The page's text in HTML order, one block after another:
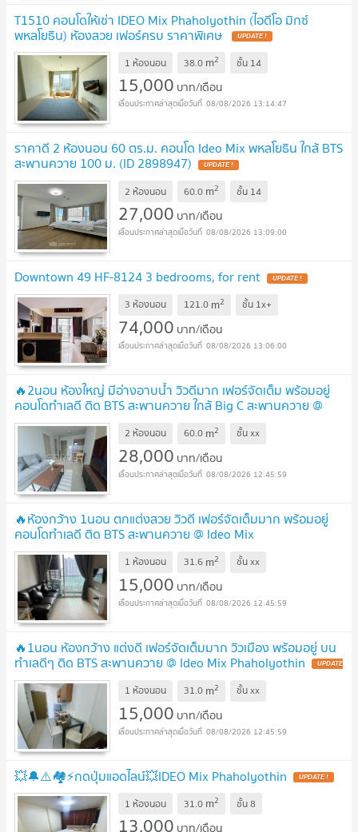
T1510 คอนโดให้เช่า IDEO Mix Phaholyothin (ไอดีโอ มิกซ์
พหลโยธิน) ห้องสวย เฟอร์ครบ ราคาพิเศษ UPDATE !
1 ห้องนอน 38.0 m2 ชั้น 14
15,000 บาท/เดือน
08/08/2026 13:14:47
ราคาดี 2 ห้องนอน 60 ตร.ม. คอนโด Ideo Mix พหลโยธิน ใกล้ BTS
สะพานควาย 100 ม. (ID 2898947) UPDATE !
2 ห้องนอน 60.0 m2 ชั้น 14
27,000 บาท/เดือน
08/08/2026 13:09:00
Downtown 49 HF-8124 3 bedrooms, for rent UPDATE !
3 ห้องนอน 121.0 m2 ชั้น 1x+
74,000 บาท/เดือน
08/08/2026 13:06:00
🔥2นอน ห้องใหญ่ มีอ่างอาบน้ำ วิวดีมาก เฟอร์จัดเต็ม พร้อมอยู่
คอนโดทำเลดี ติด BTS สะพานควาย ใกล้ Big C สะพานควาย @
Ideo Mix Phaholyothin
2 ห้องนอน 60.0 m2 ชั้นxx
28,000 บาท/เดือน
08/08/2026 12:45:59
🔥ห้องกว้าง 1นอน ตกแต่งสวย วิวดี เฟอร์จัดเต็มมาก พร้อมอยู่
คอนโดทำเลดี ติด BTS สะพานควาย @ Ideo Mix
Phaholyothin UPDATE !
1 ห้องนอน 31.6 m2 ชั้นxx
15,000 บาท/เดือน
08/08/2026 12:45:59
🔥1นอน ห้องกว้าง แต่งดี เฟอร์จัดเต็มมาก วิวเมือง พร้อมอยู่ บน
ทำเลดีๆ ติด BTS สะพานควาย @ Ideo Mix Phaholyothin UPDATE
!
1 ห้องนอน 31.0 m2 ชั้นxx
15,000 บาท/เดือน
08/08/2026 12:45:59
💥🔔⚠️🏘️⚡️กดปุ่มแอดไลน์💥IDEO Mix Phaholyothin UPDATE !
1 ห้องนอน 31.0 m2 ชั้น8
13,000 บาท/เดือน